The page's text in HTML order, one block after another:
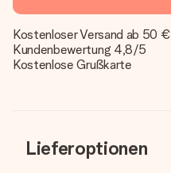
Kostenloser Versand ab 50 €
Kundenbewertung 4,8/5
Kostenlose Grußkarte
Lieferoptionen